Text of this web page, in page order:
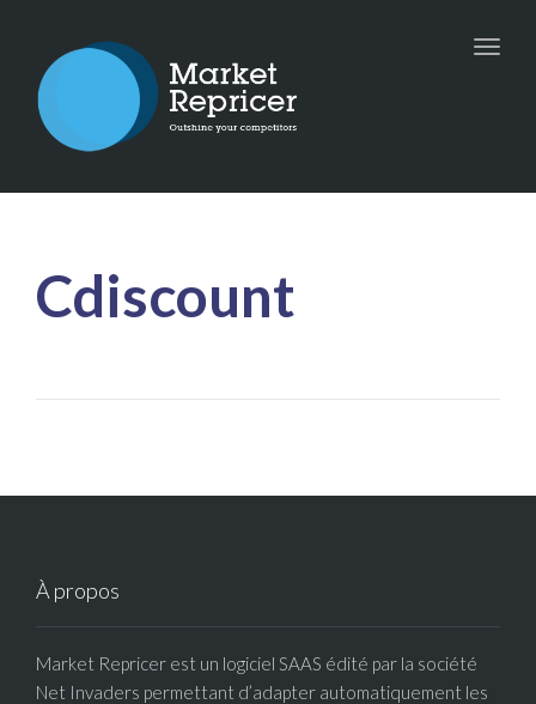
Toggle
Cdiscount
À propos
Market Repricer est un logiciel SAAS édité par la société
Net Invaders permettant d’adapter automatiquement les